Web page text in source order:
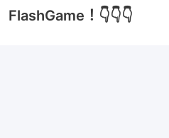
FlashGame！👇👇👇